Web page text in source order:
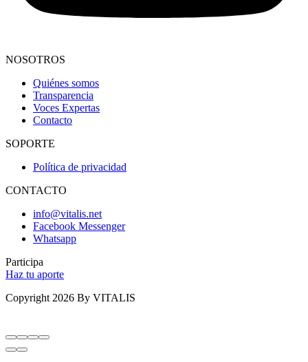
NOSOTROS
Quiénes somos
Transparencia
Voces Expertas
Contacto
SOPORTE
Política de privacidad
CONTACTO
info@vitalis.net
Facebook Messenger
Whatsapp
Participa
Haz tu aporte
Copyright 2026 By VITALIS